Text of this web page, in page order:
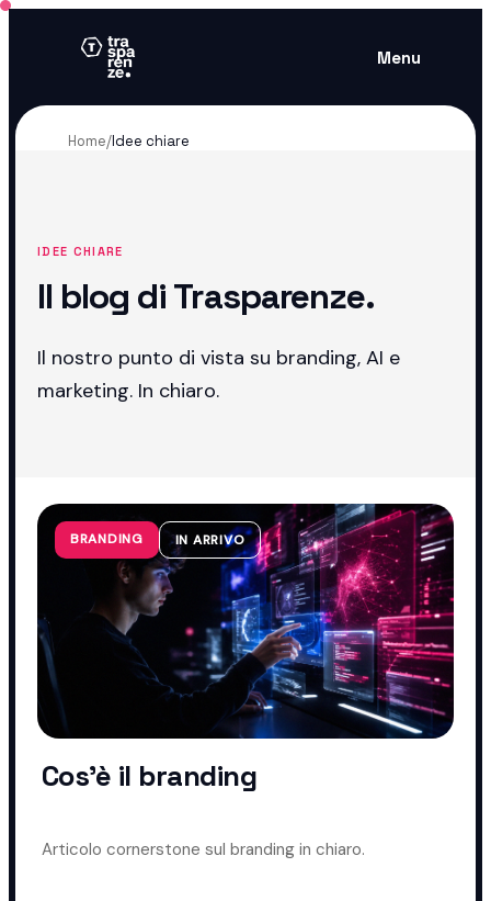
Menu
Home/Idee chiare
IDEE CHIARE
Il blog di Trasparenze.
Il nostro punto di vista su branding, AI e
marketing. In chiaro.
BRANDING IN ARRIVO
Cos'è il branding
Articolo cornerstone sul branding in chiaro.